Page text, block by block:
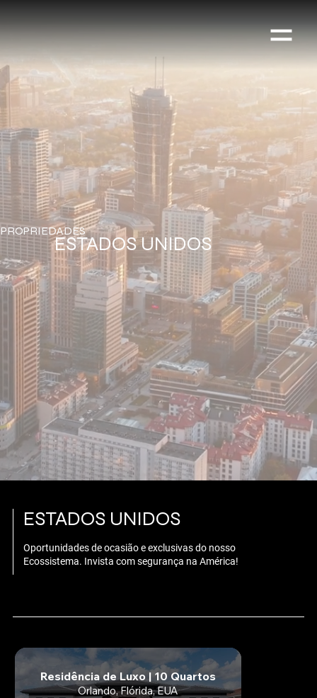
PROPRIEDADES
ESTADOS UNIDOS
Residência de Luxo | 10 Quartos
Orlando, Flórida, EUA
ESTADOS UNIDOS
Oportunidades de ocasião e exclusivas do nosso
Ecossistema. Invista com segurança na América!